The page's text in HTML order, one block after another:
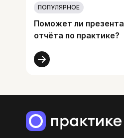
ПОПУЛЯРНОЕ
Поможет ли
отчёта по практике?